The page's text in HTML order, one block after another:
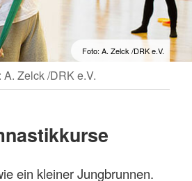
Str. 17, 23843 Bad
17 81 14,
stormarn(dot)de
nicht anders aufgeführt,
dass wir keine Rollstühle
auch keine
berechnen wir
Foto: A. Zelck /DRK e.V.
A. Zelck /DRK e.V.
ein kleiner Jungbrunnen.